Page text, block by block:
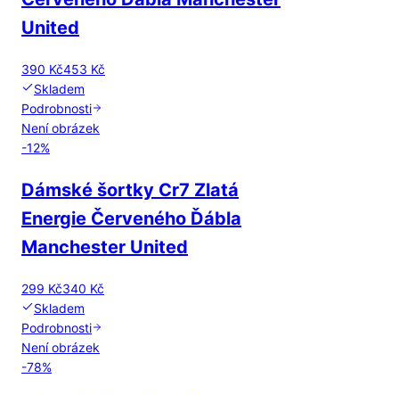
United
390 Kč453 Kč
Skladem
Podrobnosti
Není obrázek
-12%
Dámské šortky Cr7 Zlatá
Energie Červeného Ďábla
Manchester United
299 Kč340 Kč
Skladem
Podrobnosti
Není obrázek
-78%